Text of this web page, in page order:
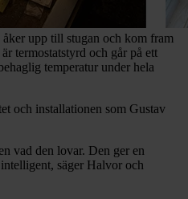
upp till stugan och kom fram
termostatstyrd och går på ett
temperatur under hela
och installationen som Gustav
vad den lovar. Den ger en
säger Halvor och